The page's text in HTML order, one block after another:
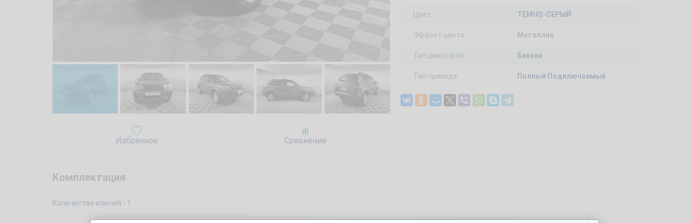
Избранное Сравнение
Цвет: ТЕМНО-СЕРЫЙ
Эффект цвета: Металлик
Тип двигателя: Бензин
Тип привода: Полный Подключаемый
Комплектация
Количество ключей - 1